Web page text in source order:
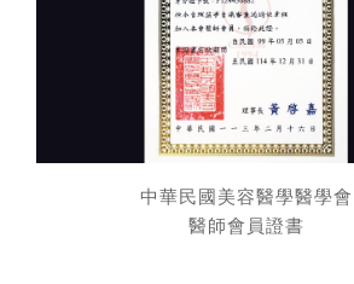
中華民國美容醫學醫學會
醫師會員證書